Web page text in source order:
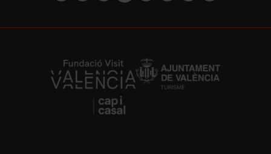
https://fundacion.visitvalencia.com/